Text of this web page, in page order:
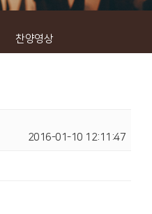
찬양영상
2016-01-10 12:11:47